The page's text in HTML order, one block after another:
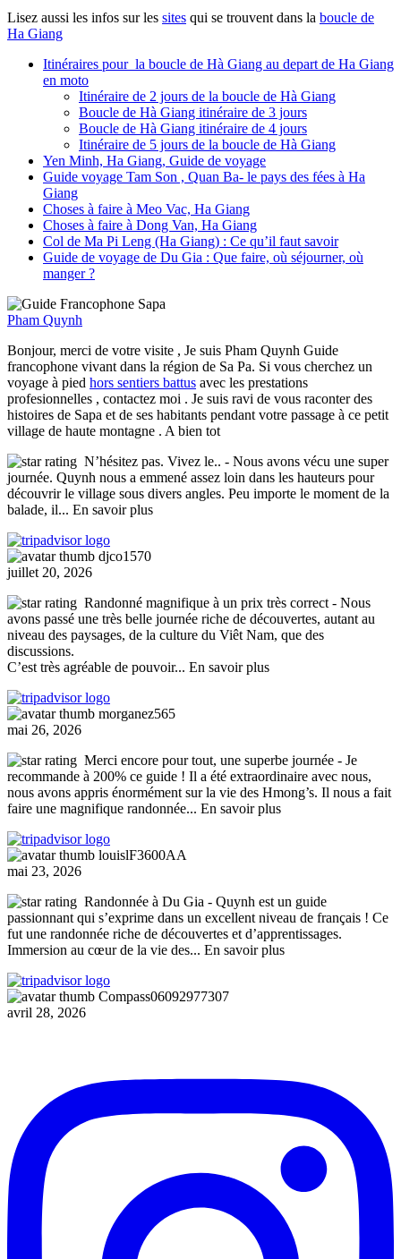
Lisez aussi les infos sur les sites qui se trouvent dans la boucle de
Ha Giang
Itinéraires pour la boucle de Hà Giang au depart de Ha Giang
en moto
Itinéraire de 2 jours de la boucle de Hà Giang
Boucle de Hà Giang itinéraire de 3 jours
Boucle de Hà Giang itinéraire de 4 jours
Itinéraire de 5 jours de la boucle de Hà Giang
Yen Minh, Ha Giang, Guide de voyage
Guide voyage Tam Son , Quan Ba- le pays des fées à Ha
Giang
Choses à faire à Meo Vac, Ha Giang
Choses à faire à Dong Van, Ha Giang
Col de Ma Pi Leng (Ha Giang) : Ce qu’il faut savoir
Guide de voyage de Du Gia : Que faire, où séjourner, où
manger ?
Pham Quynh
Bonjour, merci de votre visite , Je suis Pham Quynh Guide
francophone vivant dans la région de Sa Pa. Si vous cherchez un
voyage à pied hors sentiers battus avec les prestations
profesionnelles , contactez moi . Je suis ravi de vous raconter des
histoires de Sapa et de ses habitants pendant votre passage à ce petit
village de haute montagne . A bien tot
N’hésitez pas. Vivez le.. - Nous avons vécu une super
journée. Quynh nous a emmené assez loin dans les hauteurs pour
découvrir le village sous divers angles. Peu importe le moment de la
balade, il... En savoir plus
djco1570
juillet 20, 2026
Randonné magnifique à un prix très correct - Nous
avons passé une très belle journée riche de découvertes, autant au
niveau des paysages, de la culture du Viêt Nam, que des
discussions.
C’est très agréable de pouvoir... En savoir plus
morganez565
mai 26, 2026
Merci encore pour tout, une superbe journée - Je
recommande à 200% ce guide ! Il a été extraordinaire avec nous,
nous avons appris énormément sur la vie des Hmong’s. Il nous a fait
faire une magnifique randonnée... En savoir plus
louislF3600AA
mai 23, 2026
Randonnée à Du Gia - Quynh est un guide
passionnant qui s’exprime dans un excellent niveau de français ! Ce
fut une randonnée riche de découvertes et d’apprentissages.
Immersion au cœur de la vie des... En savoir plus
Compass06092977307
avril 28, 2026